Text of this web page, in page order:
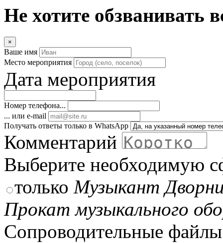
Не хотите обзванивать
×
Ваше имя
Место мероприятия
Дата мероприятия
Номер телефона...
... или e-mail
Получать ответы только в WhatsApp
Комментарий
Выберите необходимую
только Музыкант
Прокат музыкального
Сопроводительные